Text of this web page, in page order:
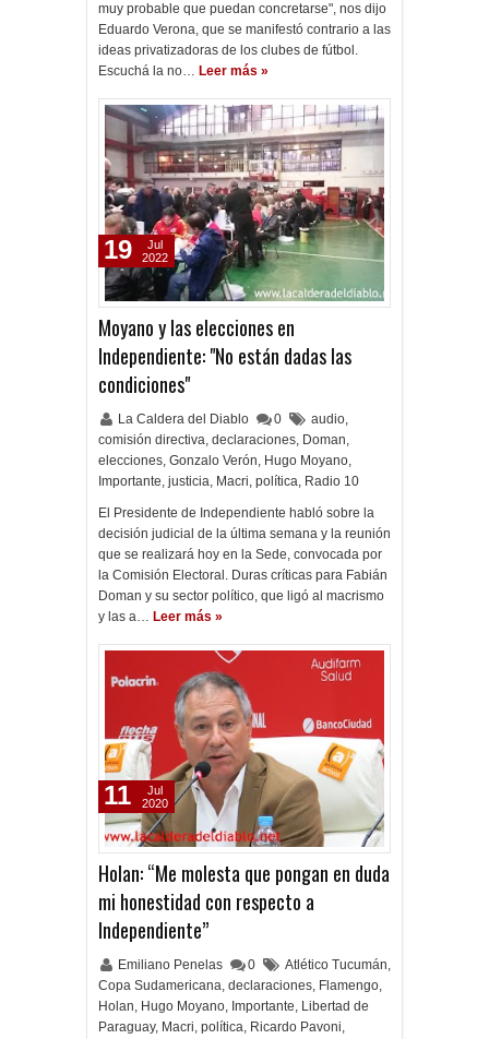
muy probable que puedan concretarse", nos dijo
Eduardo Verona, que se manifestó contrario a las
ideas privatizadoras de los clubes de fútbol.
Escuchá la no… Leer más »
Moyano y las elecciones en
Independiente: "No están dadas las
condiciones"
La Caldera del Diablo 0 audio,
comisión directiva, declaraciones, Doman,
elecciones, Gonzalo Verón, Hugo Moyano,
Importante, justicia, Macri, política, Radio 10
El Presidente de Independiente habló sobre la
decisión judicial de la última semana y la reunión
que se realizará hoy en la Sede, convocada por
la Comisión Electoral. Duras críticas para Fabián
Doman y su sector político, que ligó al macrismo
y las a… Leer más »
19
Jul
2022
Holan: “Me molesta que pongan en duda
mi honestidad con respecto a
Independiente”
Emiliano Penelas 0 Atlético Tucumán,
Copa Sudamericana, declaraciones, Flamengo,
Holan, Hugo Moyano, Importante, Libertad de
Paraguay, Macri, política, Ricardo Pavoni,
11
Jul
2020